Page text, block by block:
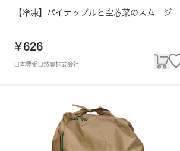
【冷凍】パイナップルと空芯菜のスムージー
￥626
日本豊受自然農株式会社